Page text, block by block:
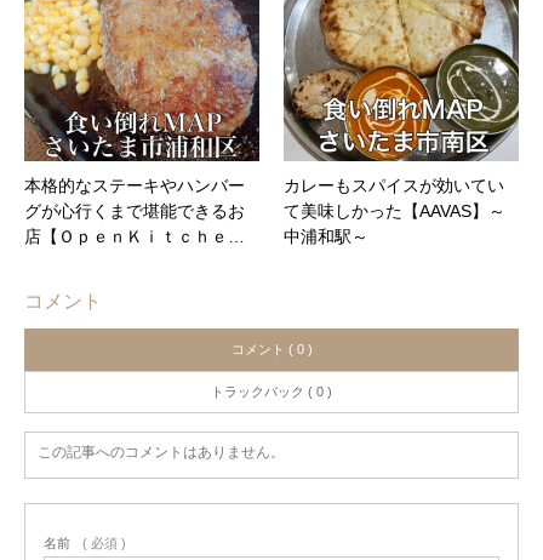
本格的なステーキやハンバー
グが心行くまで堪能できるお
店【ＯｐｅｎＫｉｔｃｈｅ…
カレーもスパイスが効いてい
て美味しかった【AAVAS】～
中浦和駅～
コメント
コメント ( 0 )
トラックバック ( 0 )
この記事へのコメントはありません。
名前 ( 必須 )